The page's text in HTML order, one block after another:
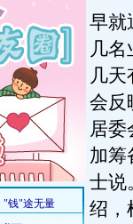
早就
几
几
会反
居委
加筹
士说
绍，